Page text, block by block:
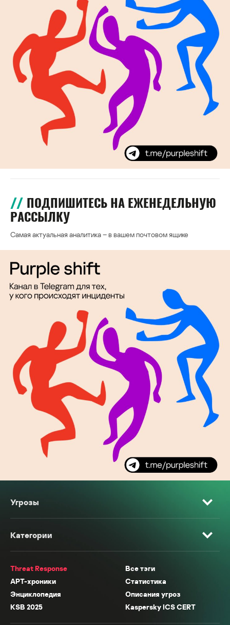
ПОДПИШИТЕСЬ НА ЕЖЕНЕДЕЛЬНУЮ
РАССЫЛКУ
Самая актуальная аналитика – в вашем почтовом ящике
Угрозы
Категории
Threat Response
Все тэги
APT-хроники
Статистика
Энциклопедия
Описания угроз
KSB 2025
Kaspersky ICS CERT